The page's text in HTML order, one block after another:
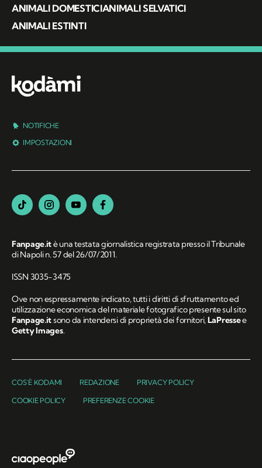
ANIMALI DOMESTICIANIMALI SELVATICI
ANIMALI ESTINTI
NOTIFICHE
IMPOSTAZIONI
Fanpage.itè una testata giornalistica registrata presso il Tribunale
di Napoli n. 57 del 26/07/2011.
ISSN 3035-3475
Ove non espressamente indicato, tutti i diritti di sfruttamento ed
utilizzazione economica del materiale fotografico presente sul sito
Fanpage.itsono da intendersi di proprietà dei fornitori,LaPressee
Getty Images.
COS'È KODAMI REDAZIONE PRIVACY POLICY
COOKIE POLICY PREFERENZE COOKIE